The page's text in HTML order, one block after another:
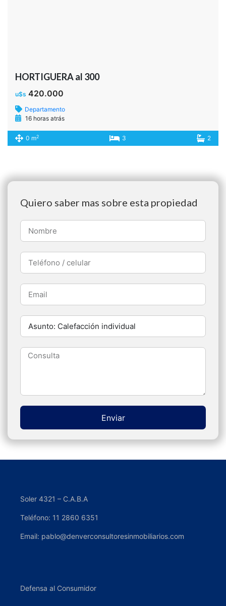
HORTIGUERA al 300
u$s 420.000
Departamento
16 horas atrás
0 m2 3 2
Quiero saber mas sobre esta propiedad
Enviar
Soler 4321 – C.A.B.A
Teléfono: 11 2860 6351
Email: pablo@denverconsultoresinmobiliarios.com
Defensa al Consumidor